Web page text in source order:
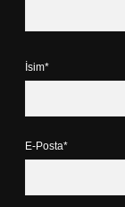
İsim*
E-Posta*